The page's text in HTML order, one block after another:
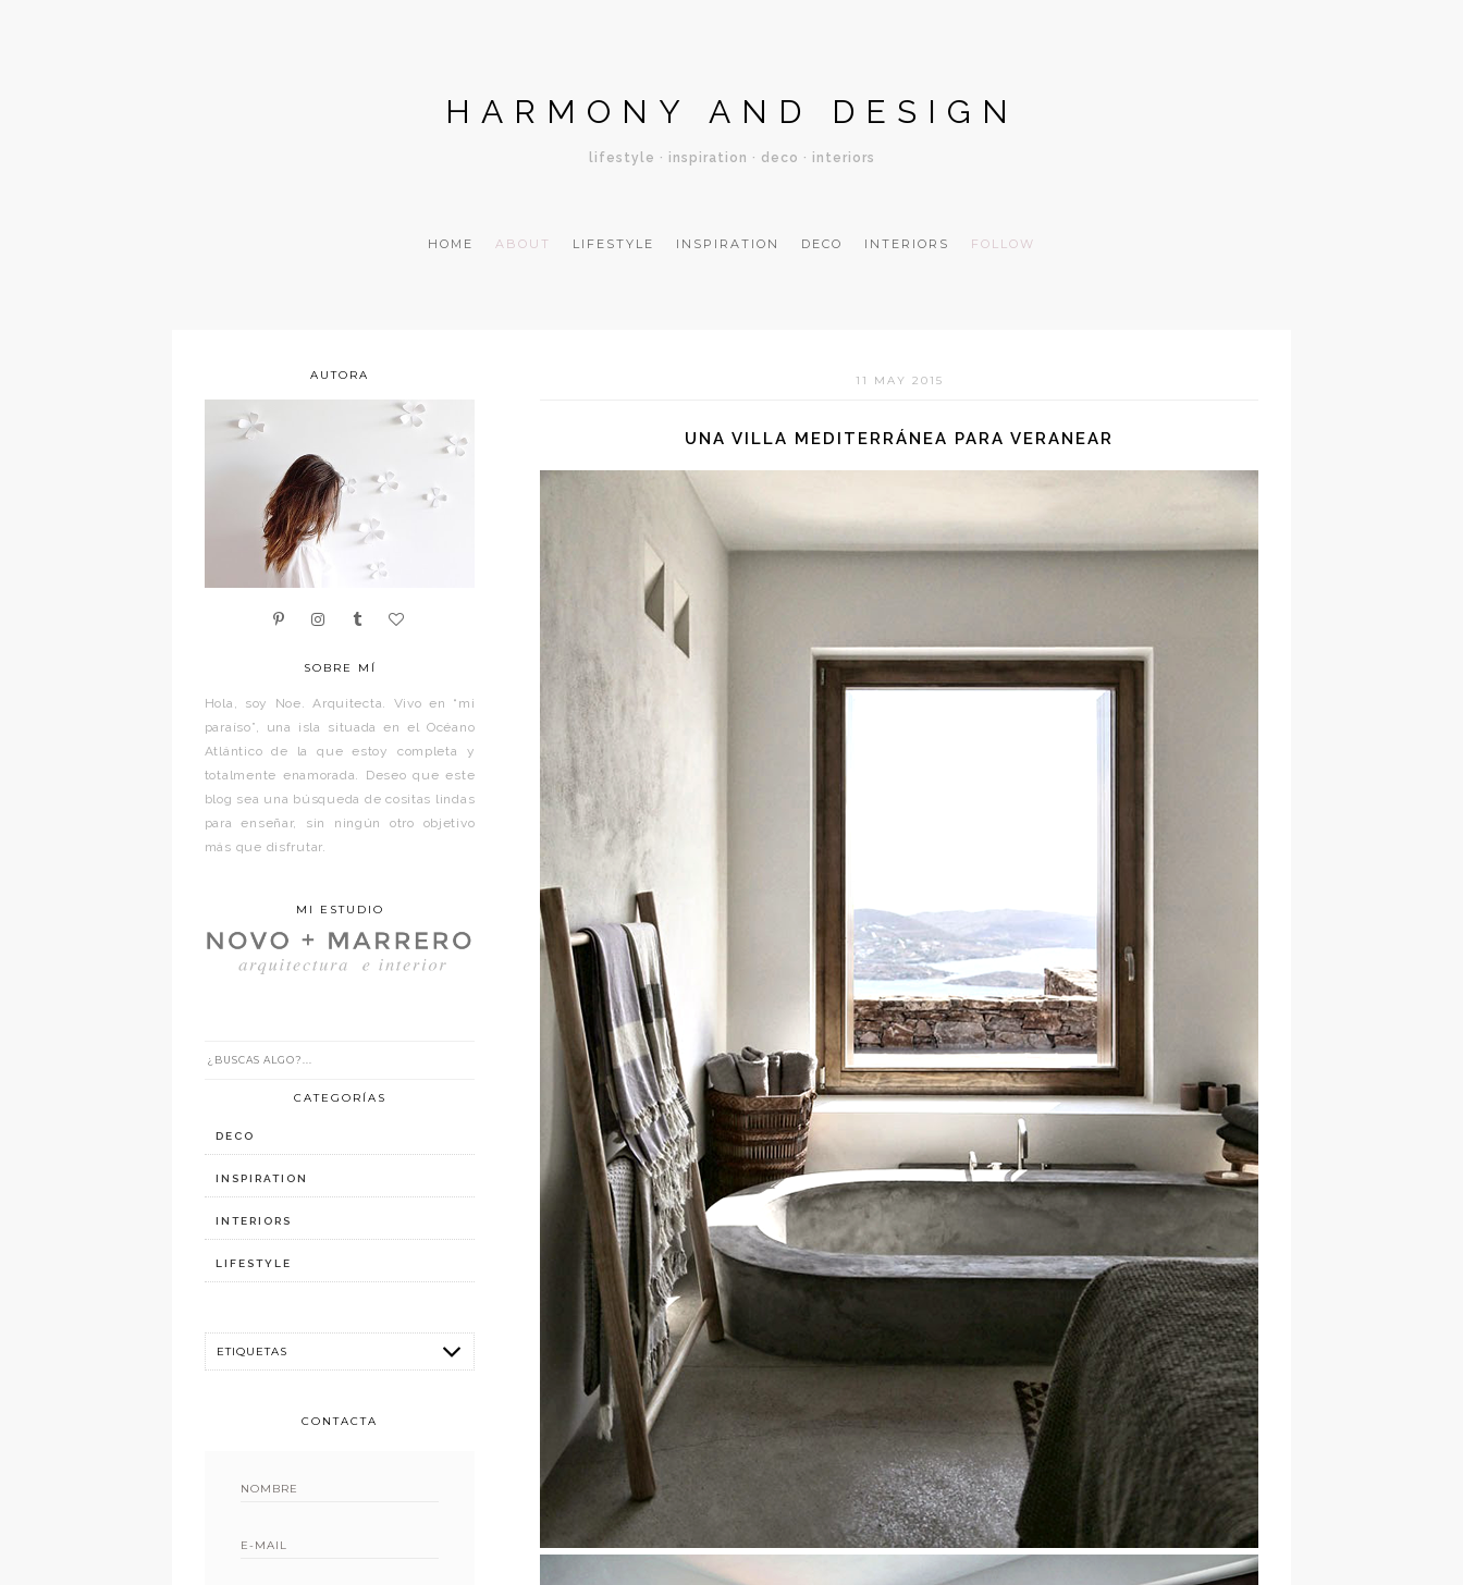
HARMONY AND DESIGN
lifestyle · inspiration · deco · interiors
HOME ABOUT LIFESTYLE INSPIRATION DECO INTERIORS FOLLOW
11 MAY 2015
UNA VILLA MEDITERRÁNEA PARA VERANEAR
AUTORA
SOBRE MÍ
Hola, soy Noe. Arquitecta. Vivo en “mi
paraíso”, una isla situada en el Océano
Atlántico de la que estoy completa y
totalmente enamorada. Deseo que este
blog sea una búsqueda de cositas lindas
para enseñar, sin ningún otro objetivo
más que disfrutar.
MI ESTUDIO
CATEGORÍAS
DECO
INSPIRATION
INTERIORS
LIFESTYLE
CONTACTA